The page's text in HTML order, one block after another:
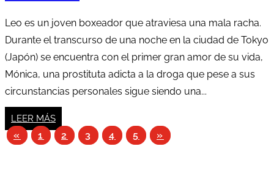
Leo es un joven boxeador que atraviesa una mala racha.
Durante el transcurso de una noche en la ciudad de Tokyo
(Japón) se encuentra con el primer gran amor de su vida,
Mónica, una prostituta adicta a la droga que pese a sus
circunstancias personales sigue siendo una...
LEER MÁS
« 1 2 3 4 5 »